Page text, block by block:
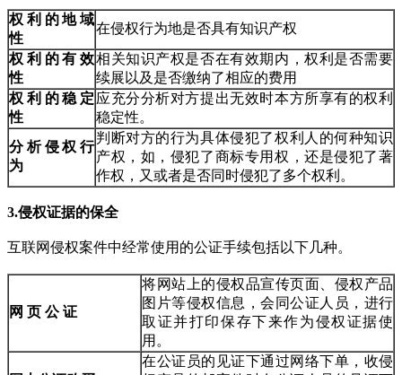
权利的地域
性
在侵权行为地是否具有知识产权
权利的有效
性
相关知识产权是否在有效期内，权利是否需要
续展以及是否缴纳了相应的费用
权利的稳定
性
应充分分析对方提出无效时本方所享有的权利
稳定性。
分析侵权行
为
判断对方的行为具体侵犯了权利人的何种知识
产权，如，侵犯了商标专用权，还是侵犯了著
作权，又或者是否同时侵犯了多个权利。
3.侵权证据的保全
互联网侵权案件中经常使用的公证手续包括以下几种。
网 页 公 证
将网站上的侵权品宣传页面、侵权产品
图片等侵权信息，会同公证人员，进行
取证并打印保存下来作为侵权证据使
用。
在公证员的见证下通过网络下单，收侵